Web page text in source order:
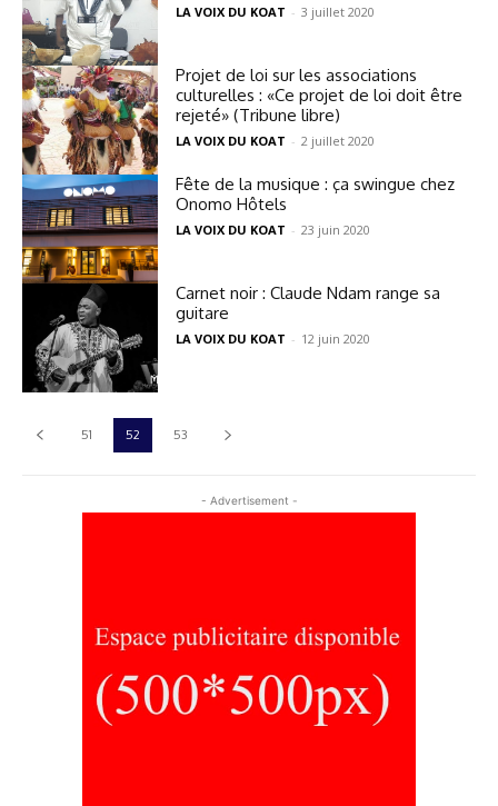
LA VOIX DU KOAT - 3 juillet 2020
Projet de loi sur les associations
culturelles : «Ce projet de loi doit être
rejeté» (Tribune libre)
LA VOIX DU KOAT - 2 juillet 2020
Fête de la musique : ça swingue chez
Onomo Hôtels
LA VOIX DU KOAT - 23 juin 2020
Carnet noir : Claude Ndam range sa
guitare
LA VOIX DU KOAT - 12 juin 2020
51 52 53
- Advertisement -